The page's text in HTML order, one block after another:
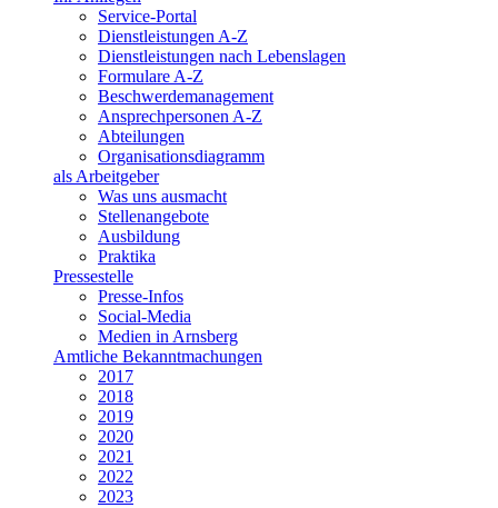
Service-Portal
Dienstleistungen A-Z
Dienstleistungen nach Lebenslagen
Formulare A-Z
Beschwerdemanagement
Ansprechpersonen A-Z
Abteilungen
Organisationsdiagramm
als Arbeitgeber
Was uns ausmacht
Stellenangebote
Ausbildung
Praktika
Pressestelle
Presse-Infos
Social-Media
Medien in Arnsberg
Amtliche Bekanntmachungen
2017
2018
2019
2020
2021
2022
2023